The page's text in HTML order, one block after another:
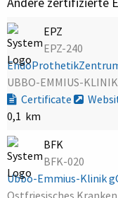
EPZ
EPZ-240
UBBO-EMMIUS-
Certificate
0,1 km
BFK
BFK-020
Ubbo-Emmius-Klinik
Ostfriesisches